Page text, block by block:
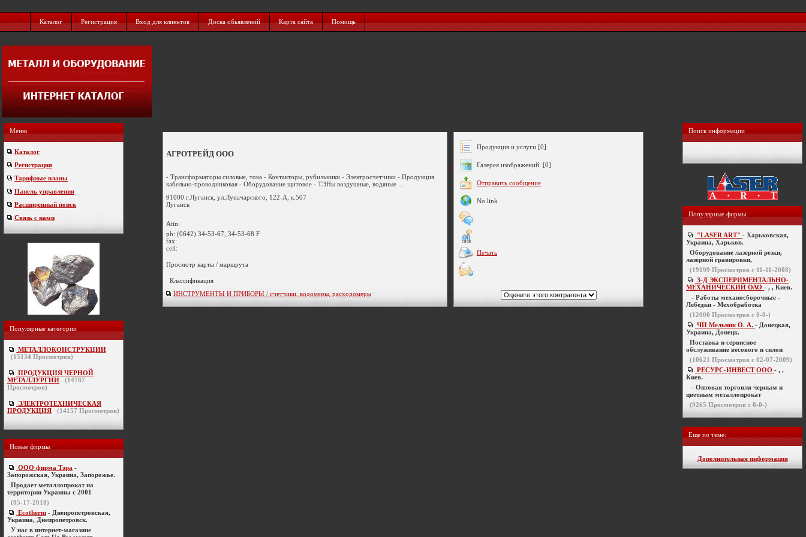
Каталог Регистрация Вход для клиентов Доска обьявлений Карта сайта Помощь
Меню
Каталог
Регистрация
Тарифные планы
Панель управления
Расширенный поиск
Связь с нами
Популярные категории
МЕТАЛЛОКОНСТРУКЦИИ
(15134 Просмотров)
ПРОДУКЦИЯ ЧЕРНОЙ
МЕТАЛЛУРГИИ
(14787
Просмотров)
ЭЛЕКТРОТЕХНИЧЕСКАЯ
ПРОДУКЦИЯ
(14157 Просмотров)
Новые фирмы
ООО фирма Тэра -
Запорожская, Украина, Запорожье.
Продает металлопрокат на
территории Украины с 2001
(05-17-2018)
Ecotherm - Днепропетровская,
Украина, Днепропетровск.
У нас в интернет-магазине
АГРОТРЕЙД ООО
- Трансформаторы силовые, тока - Контакторы, рубильники - Электросчетчики - Продукция
кабельно-проводниковая - Оборудование щитовое - ТЭНы воздушные, водяные ...
91000 г.Луганск, ул.Луначарского, 122-А, к.507
Луганск
Attn:
ph: (0642) 34-53-67, 34-53-68 F
fax:
cell:
Просмотр карты / маршрута
Классификация
ИНСТРУМЕНТЫ И ПРИБОРЫ / счетчики, водомеры, расходомеры
Продукция и услуги [0]
Галерея изображений [0]
Отправить сообщение
No link
Печать
Поиск информации
Популярные фирмы
"LASER ART" - Харьковская,
Украина, Харьков.
Оборудование лазерной резки,
лазерной гравировки,
(19199 Просмотров с 11-11-2008)
З-Д ЭКСПЕРИМЕНТАЛЬНО-
МЕХАНИЧЕСКИЙ ОАО - , , Киев.
- Работы механосборочные -
Лебедки - Мехобработка
(12000 Просмотров с 0-0-)
ЧП Мельник О. А. - Донецкая,
Украина, Донецк.
Поставка и сервисное
обслуживание весового и силои
(10621 Просмотров с 02-07-2009)
РЕСУРС-ИНВЕСТ ООО - , ,
Киев.
- Оптовая торговля черным и
цветным металлопрокат
(9265 Просмотров с 0-0-)
Еще по теме:
Дополнительная информация